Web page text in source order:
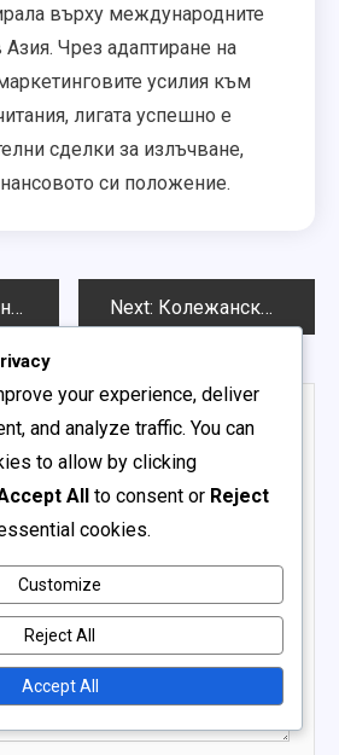
върху международните
Азия. Чрез адаптиране на
усилия към
лигата успешно е
сделки за излъчване,
си положение.
в лигата Next: Колежански аматьорски футболни лиги: Академична интеграция, Атлетично представяне, Пътища за набиране
not be published. Required fields
your experience, deliver
and analyze traffic. You can
to allow by clicking
All to consent or Reject
cookies.
Customize
Reject All
Accept All